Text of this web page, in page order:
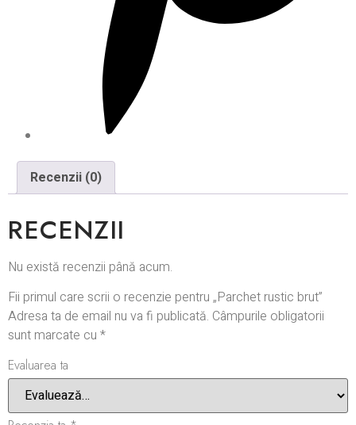
Recenzii (0)
RECENZII
Nu există recenzii până acum.
Fii primul care scrii o recenzie pentru „Parchet rustic brut”
Adresa ta de email nu va fi publicată. Câmpurile obligatorii
sunt marcate cu *
Evaluarea ta